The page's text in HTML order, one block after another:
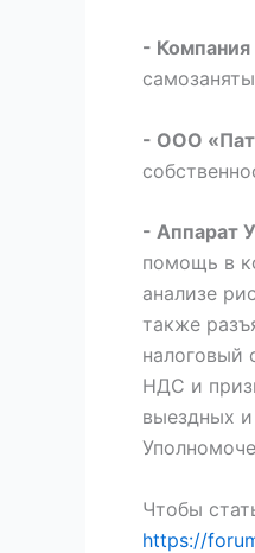
- Компания
- ООО
- Аппарат
помощь в
анализе
также
налоговый
НДС и
выездных
Чтобы
https://